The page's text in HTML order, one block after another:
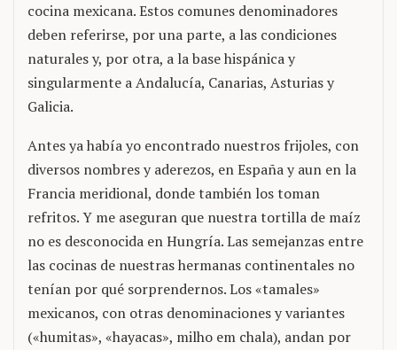
cocina mexicana. Estos comunes denominadores
deben referirse, por una parte, a las condiciones
naturales y, por otra, a la base hispánica y
singularmente a Andalucía, Canarias, Asturias y
Galicia.
Antes ya había yo encontrado nuestros frijoles, con
diversos nombres y aderezos, en España y aun en la
Francia meridional, donde también los toman
refritos. Y me aseguran que nuestra tortilla de maíz
no es desconocida en Hungría. Las semejanzas entre
las cocinas de nuestras hermanas continentales no
tenían por qué sorprendernos. Los «tamales»
mexicanos, con otras denominaciones y variantes
(«humitas», «hayacas», milho em chala), andan por